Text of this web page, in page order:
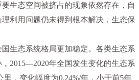
生态空间被挤占的现象依然存在，自
利用问题仍未得到根本解决，生态保
生态系统格局更加稳定。各类生态系
2015—2020年全国发生变化的生态系
里，变化幅度为0.24%/年，小于前5年